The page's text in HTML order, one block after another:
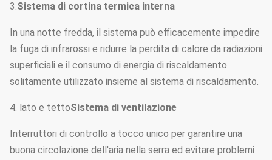
3.Sistema di cortina termica interna
In una notte fredda, il sistema può efficacemente impedire
la fuga di infrarossi e ridurre la perdita di calore da radiazioni
superficiali e il consumo di energia di riscaldamento
solitamente utilizzato insieme al sistema di riscaldamento.
4. lato e tettoSistema di ventilazione
Interruttori di controllo a tocco unico per garantire una
buona circolazione dell'aria nella serra ed evitare problemi